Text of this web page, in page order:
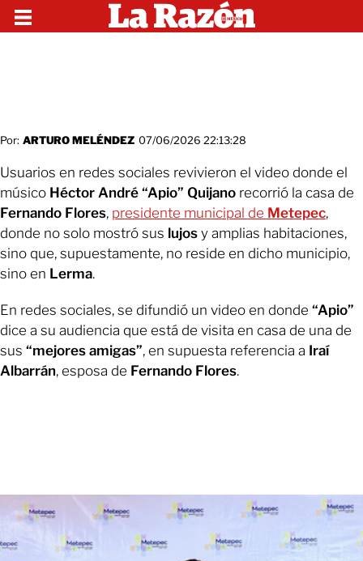
Por: ARTURO MELÉNDEZ 07/06/2026 22:13:28
Usuarios en redes sociales revivieron el video donde el
músico Héctor André “Apio” Quijano recorrió la casa de
Fernando Flores, presidente municipal de Metepec,
donde no solo mostró sus lujos y amplias habitaciones,
sino que, supuestamente, no reside en dicho municipio,
sino en Lerma.
En redes sociales, se difundió un video en donde “Apio”
dice a su audiencia que está de visita en casa de una de
sus “mejores amigas”, en supuesta referencia a Iraí
Albarrán, esposa de Fernando Flores.